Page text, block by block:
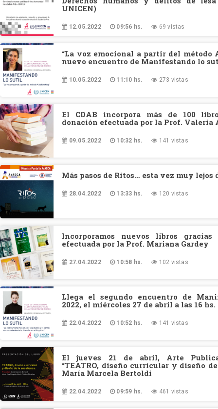
UNICEN)
12.05.2022 09:56 hs. 69 vistas
“La voz emocional a partir del método
nuevo encuentro de Manifestando lo
10.05.2022 11:10 hs. 273 vistas
El CDAB incorpora más de 100
donación efectuada por la Prof. Valeria
09.05.2022 10:32 hs. 141 vistas
Más pasos de Ritos… esta vez muy lejos
28.04.2022 13:33 hs. 120 vistas
Incorporamos nuevos libros
efectuada por la Prof. Mariana Gardey
27.04.2022 10:58 hs. 102 vistas
Llega el segundo encuentro de
2022, el miércoles 27 de abril a las 16 hs.
22.04.2022 10:52 hs. 141 vistas
El jueves 21 de abril, Arte
“TEATRO, diseño curricular y diseño
María Marcela Bertoldi
22.04.2022 09:59 hs. 461 vistas